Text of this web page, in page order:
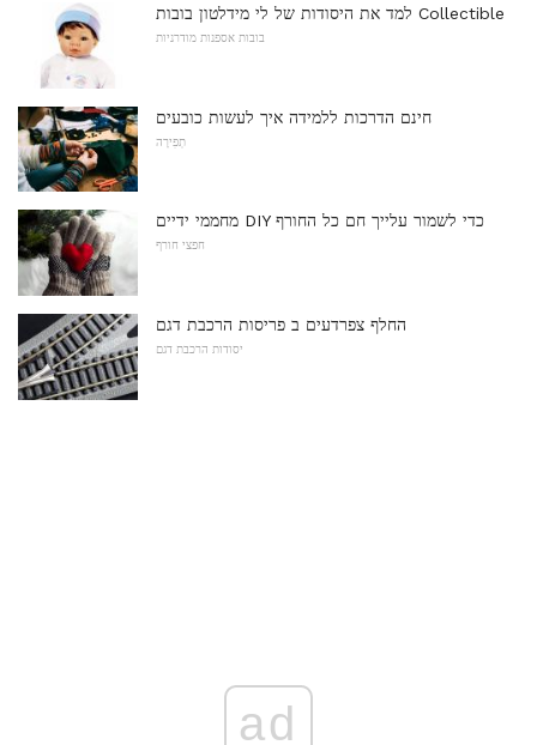
למד את היסודות של לי מידלטון בובות Collectible
בובות אספנות מודרניות
חינם הדרכות ללמידה איך לעשות כובעים
תְפִירָה
מחממי ידיים DIY כדי לשמור עלייך חם כל החורף
חפצי חורף
החלף צפרדעים ב פריסות הרכבת דגם
יסודות הרכבת דגם
ad